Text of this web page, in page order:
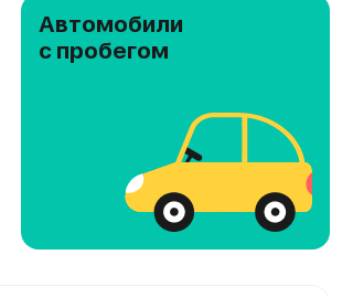
Автомобили
с пробегом